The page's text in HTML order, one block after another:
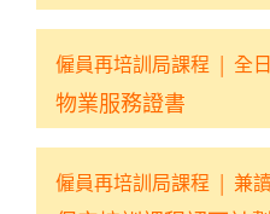
僱員再培訓局課程 | 全
物業服務證書
僱員再培訓局課程 | 兼